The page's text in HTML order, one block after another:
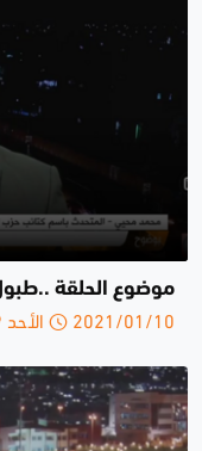
موضوع الحلقة
2021/01/10 الأحد 10:49 ص